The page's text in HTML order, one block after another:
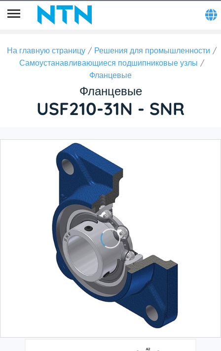
На главную страницу
Решения для промышленности
Самоустанавливающиеся подшипниковые узлы
Фланцевые
Фланцевые
USF210-31N - SNR